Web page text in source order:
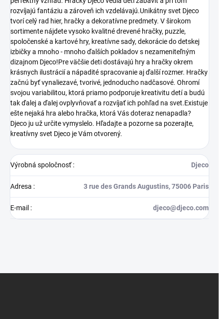
rozvíjajú fantáziu a zároveň ich vzdelávajú.Unikátny svet Djeco
tvorí celý rad hier, hračky a dekoratívne predmety. V širokom
sortimente nájdete vysoko kvalitné drevené hračky, puzzle,
spoločenské a kartové hry, kreatívne sady, dekorácie do detskej
izbičky a mnoho - mnoho ďalších pokladov s nezameniteľným
dizajnom Djeco!Pre väčšie deti dostávajú hry a hračky okrem
krásnych ilustrácií a nápadité spracovanie aj ďalší rozmer. Hračky
začnú byť vynaliezavé, tvorivé, jednoducho nadčasové. Ohromí
svojou variabilitou, ktorá priamo podporuje kreativitu detí a budú
tak ďalej a ďalej ovplyvňovať a rozvíjať ich pohľad na svet.Existuje
ešte nejaká hra alebo hračka, ktorá Vás doteraz nenapadla?
Djeco ju už určite vymyslelo. Hľadajte a pozorne sa pozerajte,
kreatívny svet Djeco je Vám otvorený.
Výrobná spoločnosť: Djeco
Adresa : 3 rue des Grands Augustins, 75006 Paris
E-mail : djeco@djeco.com